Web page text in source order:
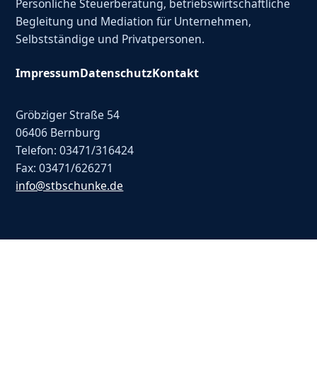
Persönliche Steuerberatung, betriebswirtschaftliche
Begleitung und Mediation für Unternehmen,
Selbstständige und Privatpersonen.
ImpressumDatenschutzKontakt
Gröbziger Straße 54
06406 Bernburg
Telefon: 03471/316424
Fax: 03471/626271
info@stbschunke.de